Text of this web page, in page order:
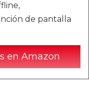
de pantalla
en Amazon